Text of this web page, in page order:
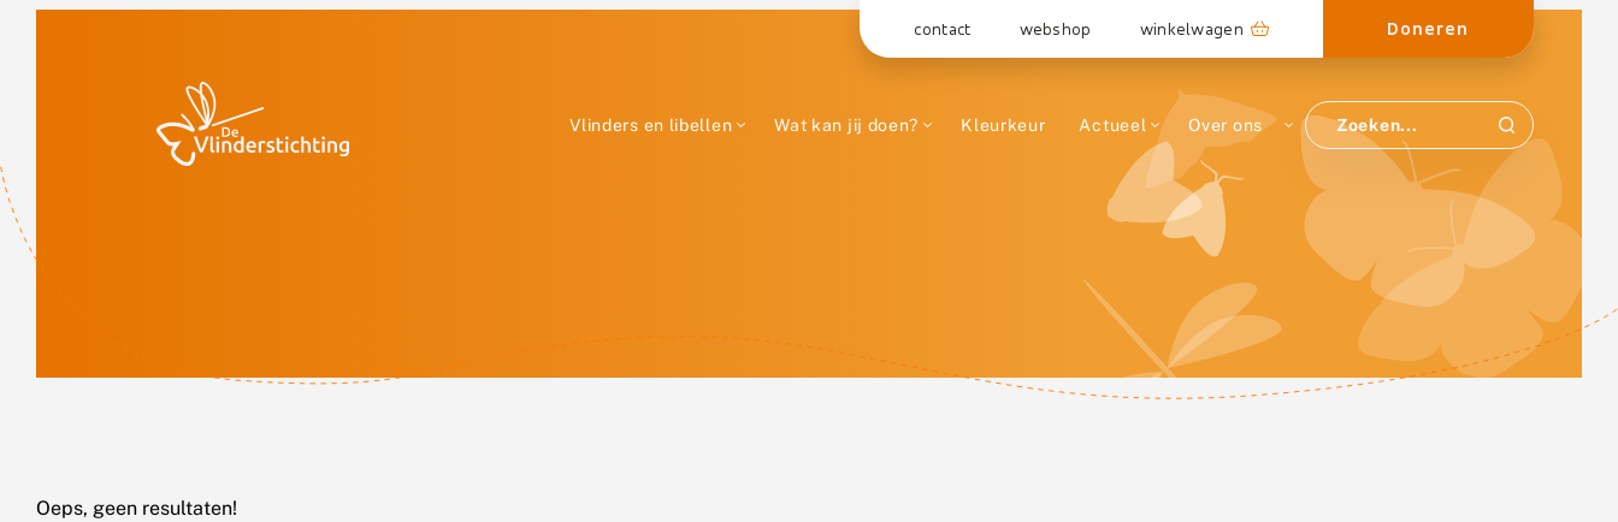
contact webshop winkelwagen Doneren
Vlinders en libellen Wat kan jij doen? Kleurkeur Actueel Over ons
Oeps, geen resultaten!